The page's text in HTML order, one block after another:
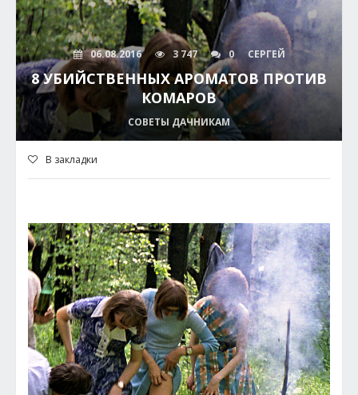
06.08.2016 3 747 0 СЕРГЕЙ
8 УБИЙСТВЕННЫХ АРОМАТОВ ПРОТИВ
КОМАРОВ
СОВЕТЫ ДАЧНИКАМ
В закладки